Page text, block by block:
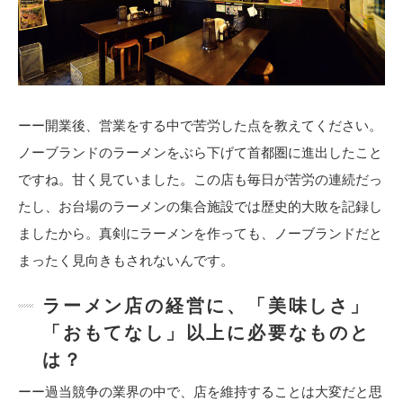
ーー開業後、営業をする中で苦労した点を教えてください。
ノーブランドのラーメンをぶら下げて首都圏に進出したこと
ですね。甘く見ていました。この店も毎日が苦労の連続だっ
たし、お台場のラーメンの集合施設では歴史的大敗を記録し
ましたから。真剣にラーメンを作っても、ノーブランドだと
まったく見向きもされないんです。
ラーメン店の経営に、「美味しさ」
「おもてなし」以上に必要なものと
は？
ーー過当競争の業界の中で、店を維持することは大変だと思